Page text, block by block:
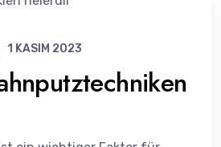
1 KASIM 2023